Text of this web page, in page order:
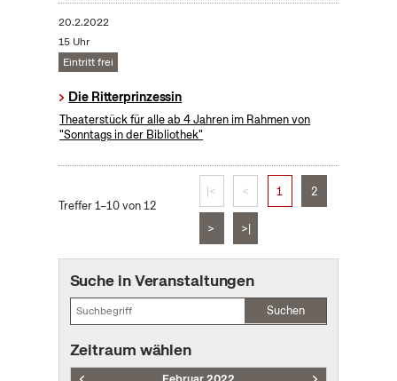
20.2.2022
15 Uhr
Eintritt frei
Die Ritterprinzessin
Theaterstück für alle ab 4 Jahren im Rahmen von
"Sonntags in der Bibliothek"
Treffer 1–10 von 12
|< < 1 2
> >|
Suche in Veranstaltungen
Suchen
Zeitraum wählen